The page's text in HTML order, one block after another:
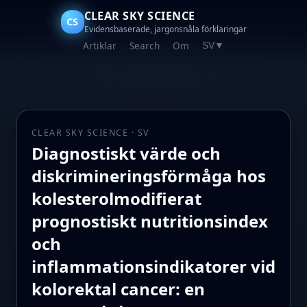
CS CLEAR SKY SCIENCE
Evidensbaserade, jargonsnåla förklaringar
Artiklar Search Om SV ▼
CLEAR SKY SCIENCE · SV
Diagnostiskt värde och
diskrimineringsförmåga hos
kolesterolmodifierat
prognostiskt nutritionsindex
och
inflammationsindikatorer vid
kolorektal cancer: en